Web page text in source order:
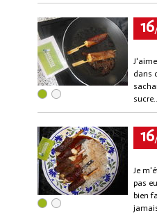
16
dans
16
Je
pas
bien